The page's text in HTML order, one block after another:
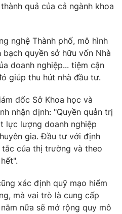
quả của cả ngành khoa
nghệ Thành phố, mô hình
quyền sở hữu vốn Nhà
doanh nghiệp... tiệm cận
giúp thu hút nhà đầu tư.
đốc Sở Khoa học và
nhận định: "Quyền quản trị
lực lượng doanh nghiệp
gia. Đầu tư với định
của thị trường và theo
xác định quỹ mạo hiểm
mà vai trò là cung cấp
nữa sẽ mở rộng quy mô